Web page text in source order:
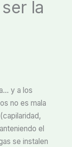
la
y a los
no es mala
(capilaridad,
el
se instalen